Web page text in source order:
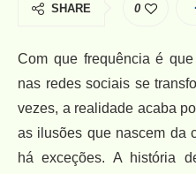
SHARE 0
Com que frequência é
nas redes sociais se
vezes, a realidade acaba
as ilusões que nascem da
há exceções. A história